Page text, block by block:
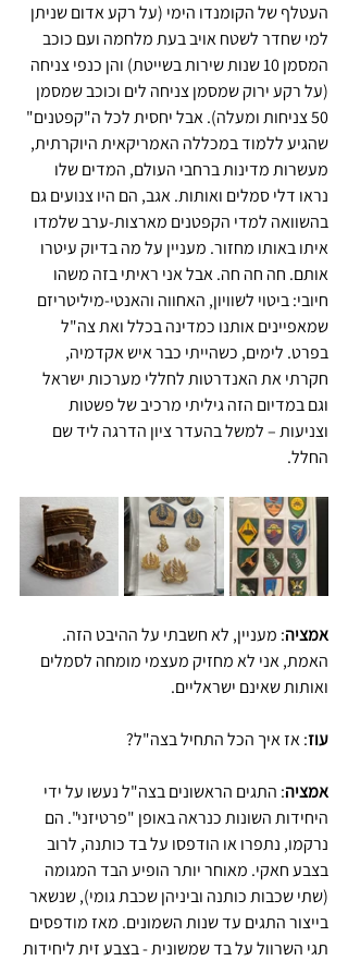
העטלף של הקומנדו הימי (על רקע אדום שניתן
למי שחדר לשטח אויב בעת מלחמה ועם כוכב
המסמן 10 שנות שירות בשייטת) והן כנפי צניחה
(על רקע ירוק שמסמן צניחה לים וכוכב שמסמן
50 צניחות ומעלה). אבל יחסית לכל ה"קפטנים"
שהגיע ללמוד במכללה האמריקאית היוקרתית,
מעשרות מדינות ברחבי העולם, המדים שלו
נראו דלי סמלים ואותות. אגב, הם היו צנועים גם
בהשוואה למדי הקפטנים מארצות-ערב שלמדו
איתו באותו מחזור. מעניין על מה בדיוק עיטרו
אותם. חה חה חה. אבל אני ראיתי בזה משהו
חיובי: ביטוי לשוויון, האחווה והאנטי-מיליטריזם
שמאפיינים אותנו כמדינה בכלל ואת צה"ל
בפרט. לימים, כשהייתי כבר איש אקדמיה,
חקרתי את האנדרטות לחללי מערכות ישראל
וגם במדיום הזה גיליתי מרכיב של פשטות
וצניעות – למשל בהעדר ציון הדרגה ליד שם
החלל.
אמציה: מעניין, לא חשבתי על ההיבט הזה.
האמת, אני לא מחזיק מעצמי מומחה לסמלים
ואותות שאינם ישראליים.
עוז: אז איך הכל התחיל בצה"ל?
אמציה: התגים הראשונים בצה"ל נעשו על ידי
היחידות השונות כנראה באופן "פרטיזני". הם
נרקמו, נתפרו או הודפסו על בד כותנה, לרוב
בצבע חאקי. מאוחר יותר הופיע הבד המגומה
(שתי שכבות כותנה וביניהן שכבת גומי), שנשאר
בייצור התגים עד שנות השמונים. מאז מודפסים
תגי השרוול על בד שמשונית - בצבע זית ליחידות